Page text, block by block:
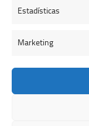
Estadísticas
Marketing
Colegio Oficial